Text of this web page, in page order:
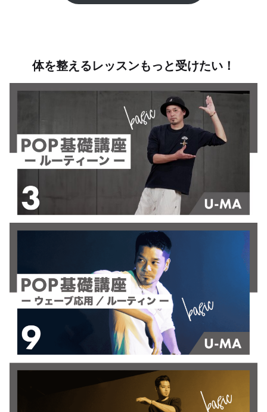
体を整えるレッスンもっと受けたい！